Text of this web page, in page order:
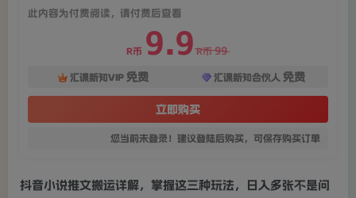
此内容为付费阅读，请付费后查看
R币 9.9 R币 99
汇课新知VIP 免费 汇课新知合伙人 免费
立即购买
您当前未登录！建议登陆后购买，可保存购买订单
抖音小说推文搬运详解，掌握这三种玩法，日入多张不是问